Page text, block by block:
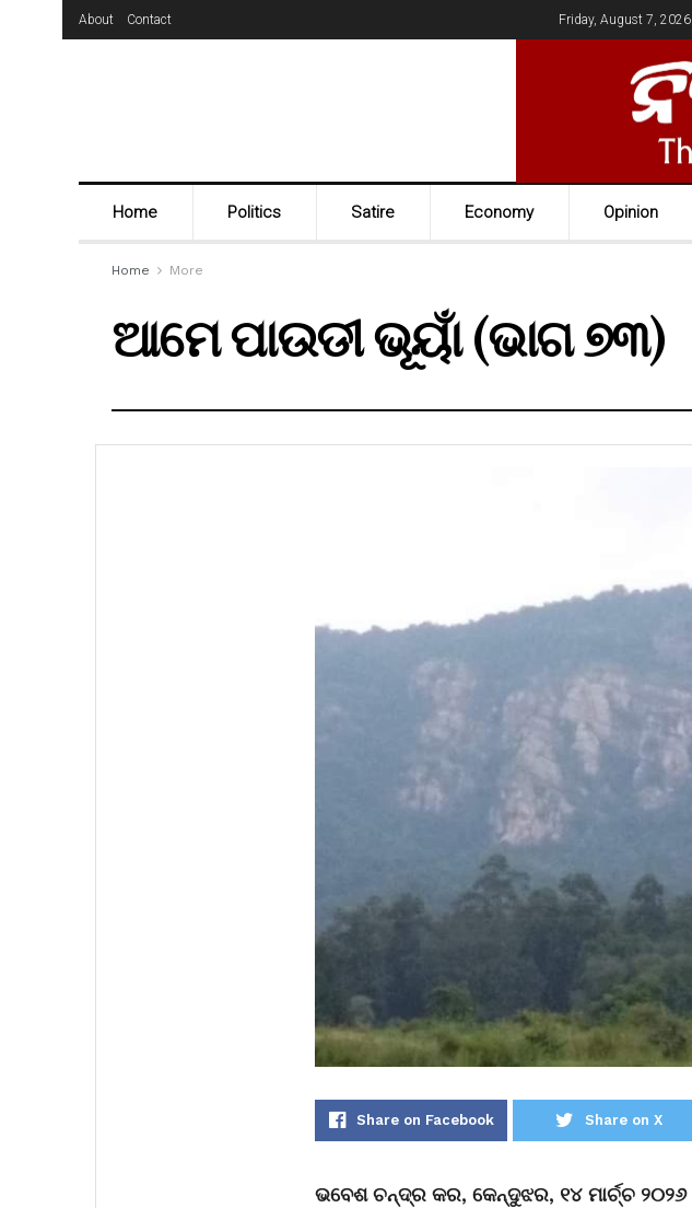
About Contact Friday, August 7, 2026
Home Politics Satire Economy Opinion
Home More
ଆମେ ପାଉଡୀ ଭୂୟାଁ (ଭାଗ ୭୩)
Share on Facebook Share on X
ଭବେଶ ଚନ୍ଦ୍ର କର, କେନ୍ଦୁଝର, ୧୪ ମାର୍ଚ୍ଚ ୨୦୨୬